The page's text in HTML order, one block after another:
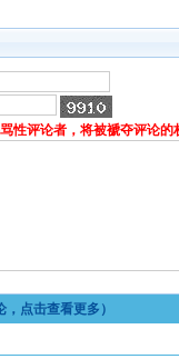
性评论者，将被褫夺评论的
，点击查看更多）